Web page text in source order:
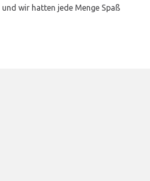
wir hatten jede Menge Spaß